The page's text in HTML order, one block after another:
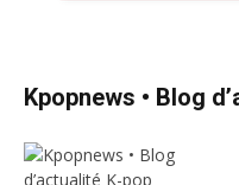
Kpopnews • Blog